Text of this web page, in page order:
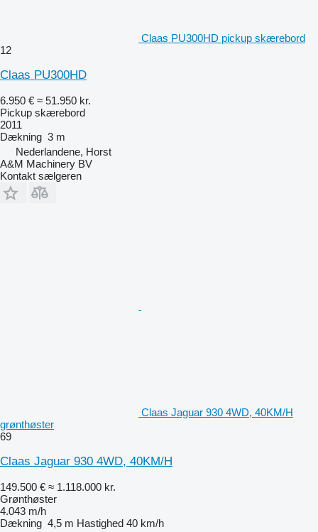
Claas PU300HD pickup skærebord
12
Claas PU300HD
6.950 € ≈ 51.950 kr.
Pickup skærebord
2011
Dækning 3 m
Nederlandene, Horst
A&M Machinery BV
Kontakt sælgeren
Claas Jaguar 930 4WD, 40KM/H
grønthøster
69
Claas Jaguar 930 4WD, 40KM/H
149.500 € ≈ 1.118.000 kr.
Grønthøster
4.043 m/h
Dækning 4,5 m Hastighed 40 km/h